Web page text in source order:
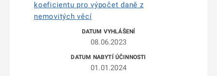
koeficientu pro výpočet daně z
nemovitých věcí
08.06.2023
01.01.2024